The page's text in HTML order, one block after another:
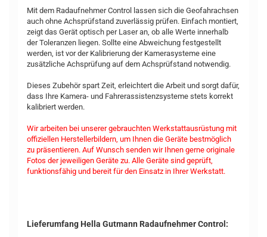
Mit dem Radaufnehmer Control lassen sich die Geofahrachsen
auch ohne Achsprüfstand zuverlässig prüfen. Einfach montiert,
zeigt das Gerät optisch per Laser an, ob alle Werte innerhalb
der Toleranzen liegen. Sollte eine Abweichung festgestellt
werden, ist vor der Kalibrierung der Kamerasysteme eine
zusätzliche Achsprüfung auf dem Achsprüfstand notwendig.
Dieses Zubehör spart Zeit, erleichtert die Arbeit und sorgt dafür,
dass Ihre Kamera- und Fahrerassistenzsysteme stets korrekt
kalibriert werden.
Wir arbeiten bei unserer gebrauchten Werkstattausrüstung mit
offiziellen Herstellerbildern, um Ihnen die Geräte bestmöglich
zu präsentieren. Auf Wunsch senden wir Ihnen gerne originale
Fotos der jeweiligen Geräte zu. Alle Geräte sind geprüft,
funktionsfähig und bereit für den Einsatz in Ihrer Werkstatt.
Lieferumfang Hella Gutmann Radaufnehmer Control: